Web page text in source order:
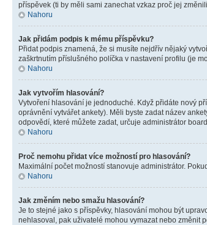
příspěvek (ti by měli sami zanechat vzkaz proč jej
Nahoru
Jak přidám podpis k mému příspěvku?
Přidat podpis znamená, že si musíte nejdřív nějaký
zaškrtnutím příslušného políčka v nastavení profilu (je
Nahoru
Jak vytvořím hlasování?
Vytvoření hlasování je jednoduché. Když přidáte nový
oprávnění vytvářet ankety). Měli byste zadat název
odpovědí, které můžete zadat, určuje administrátor
Nahoru
Proč nemohu přidat více možností pro hlasování?
Maximální počet možností stanovuje administrátor.
Nahoru
Jak změním nebo smažu hlasování?
Je to stejné jako s příspěvky, hlasování mohou být
nehlasoval, pak uživatelé mohou vymazat nebo změnit